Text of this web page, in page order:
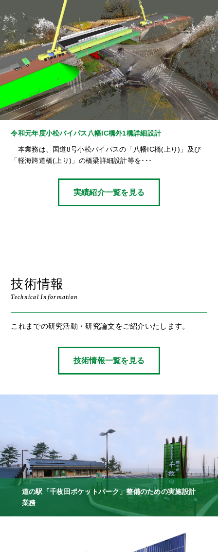
令和元年度小松バイパス八幡IC橋外1橋詳細設計
本業務は、国道8号小松バイパスの「八幡IC橋(上り)」及び
「軽海跨道橋(上り)」の橋梁詳細設計等を･･･
実績紹介一覧を見る
技術情報
Technical Information
これまでの研究活動・研究論文をご紹介いたします。
技術情報一覧を見る
道の駅「千枚田ポケットパーク」整備のための実施設計
業務